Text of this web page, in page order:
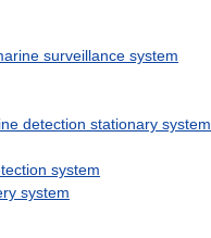
surveillance system
detection stationary system
system
system